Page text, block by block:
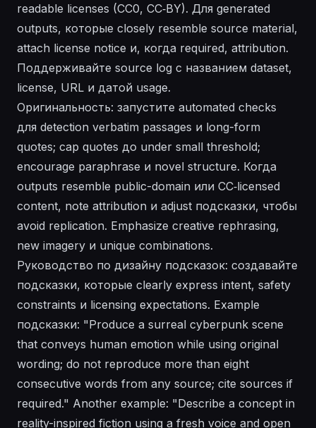
readable licenses (CC0, CC‑BY). Для generated
outputs, которые closely resemble source material,
attach license notice и, когда required, attribution.
Поддерживайте source log с названием dataset,
license, URL и датой usage.
Оригинальность: запустите automated checks
для detection verbatim passages и long-form
quotes; cap quotes до under small threshold;
encourage paraphrase и novel structure. Когда
outputs resemble public-domain или CC‑licensed
content, note attribution и adjust подсказки, чтобы
avoid replication. Emphasize creative rephrasing,
new imagery и unique combinations.
Руководство по дизайну подсказок: создавайте
подсказки, которые clearly express intent, safety
constraints и licensing expectations. Example
подсказки: "Produce a surreal cyberpunk scene
that conveys human emotion while using original
wording; do not reproduce more than eight
consecutive words from any source; cite sources if
required." Another example: "Describe a concept in
reality-inspired fiction using a fresh voice and open